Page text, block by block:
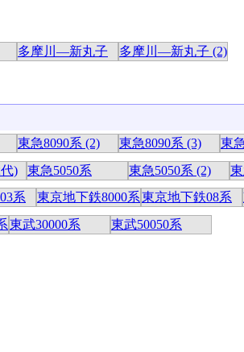
多摩川―新丸子 多摩川―新丸子 (2)
東急8090系 (2) 東急8090系 (3)
東
) 東急5050系 東急5050系 (2)
系 東京地下鉄8000系東京地下鉄08系
東武30000系 東武50050系